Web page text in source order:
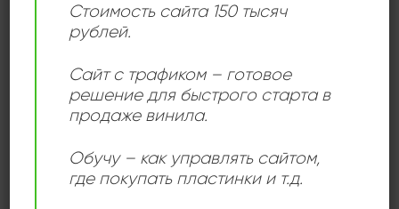
Чехословакия
ОПИСАНИЕ
слушателя в атмосферу послевоенных пражских
кафе, где под звуки свинга и джаза оживала культура
Стоимость сайта 150 тысяч
рублей.
Сайт с трафиком – готовое
решение для быстрого старта в
продаже винила.
Обучу – как управлять сайтом,
где покупать пластинки и т.д.